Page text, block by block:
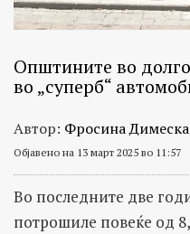
Општините во
во „суперб“
Автор: Фросина Димеска
Објавено на 13 март 2025 во 11:57
Во последните две
потрошиле повеќе од